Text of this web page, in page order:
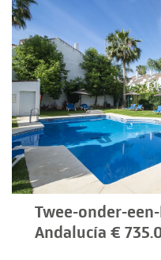
Twee-onder-
Andalucía €